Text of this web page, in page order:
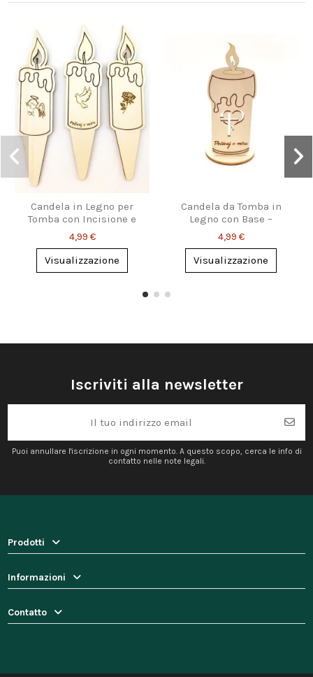
Candela in Legno per
Tomba con Incisione e
Picchetto
4,99 €
Visualizzazione
Candela da Tomba in
Legno con Base –
Incisione Personalizzata
4,99 €
Visualizzazione
Iscriviti alla newsletter
Puoi annullare l'iscrizione in ogni momento. A questo scopo, cerca le info di
contatto nelle note legali.
Prodotti
Informazioni
Contatto